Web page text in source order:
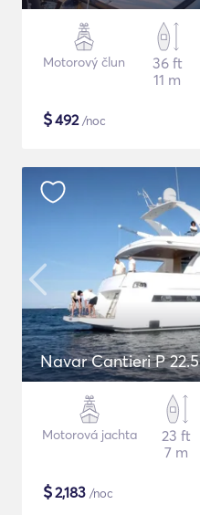
Motorový člun
36 ft
11 m
$492/noc
Navar Cantieri P 22.5
Motorová jachta
23 ft
7 m
$2,183 /noc